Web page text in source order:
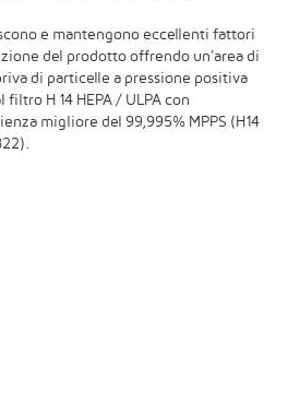
e mantengono eccellenti fattori
del prodotto offrendo un'area di
di particelle a pressione positiva
filtro H 14 HEPA / ULPA con
migliore del 99,995% MPPS (H14